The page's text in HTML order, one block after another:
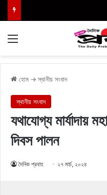
হোম → স্থানীয় সংবাদ
স্থানীয় সংবাদ
যথাযোগ্য মার্যাদায়
দিবস পালন
দৈনিক প্রবাহ ২৭ মার্চ, ২০২৪